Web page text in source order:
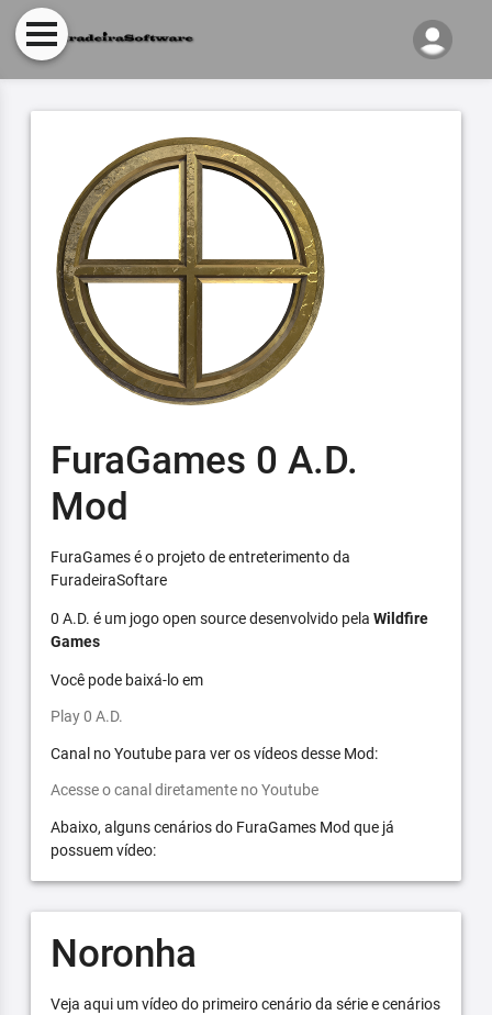
FuraGames 0 A.D.
Mod
FuraGames é o projeto de entreterimento da
FuradeiraSoftare
0 A.D. é um jogo open source desenvolvido pela Wildfire
Games
Você pode baixá-lo em
Play 0 A.D.
Canal no Youtube para ver os vídeos desse Mod:
Acesse o canal diretamente no Youtube
Abaixo, alguns cenários do FuraGames Mod que já
possuem vídeo:
Noronha
Veja aqui um vídeo do primeiro cenário da série e cenários